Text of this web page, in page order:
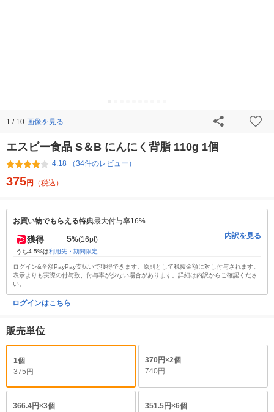
1 / 10 画像を見る
エスビー食品 S＆B にんにく背脂 110g 1個
4.18 （34件のレビュー）
375円 （税込）
お買い物でもらえる特典最大付与率16%
獲得 5%(16pt)
うち4.5%は利用先・期間限定
内訳を見る
ログイン&全額PayPay支払いで獲得できます。原則として税抜金額に対し付与されます。
表示よりも実際の付与数、付与率が少ない場合があります。詳細は内訳からご確認くださ
い。
ログインはこちら
販売単位
1個
375円
370円×2個
740円
366.4円×3個
351.5円×6個